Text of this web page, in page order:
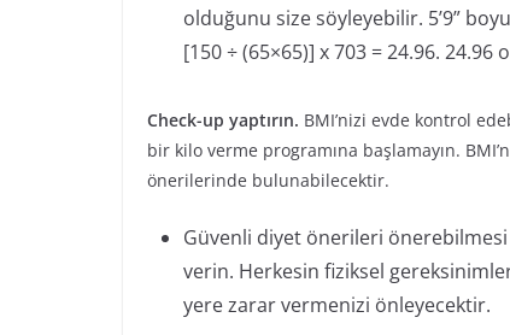
olduğunu size söyleyebilir. 5’9”
[150 ÷ ​​(65×65)] x 703 = 24.96. 24.96
Check-up yaptırın. BMI’nizi evde kontrol
bir kilo verme programına başlamayın.
önerilerinde bulunabilecektir.
Güvenli diyet önerileri önerebilmesi
verin. Herkesin fiziksel
yere zarar vermenizi önleyecektir.